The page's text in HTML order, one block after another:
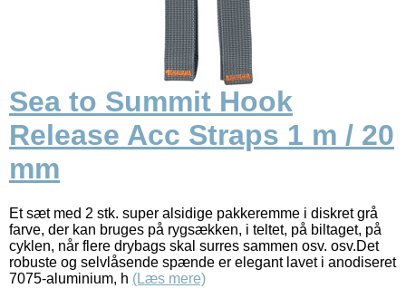
Sea to Summit Hook
Release Acc Straps 1 m / 20
mm
Et sæt med 2 stk. super alsidige pakkeremme i diskret grå
farve, der kan bruges på rygsækken, i teltet, på biltaget, på
cyklen, når flere drybags skal surres sammen osv. osv.Det
robuste og selvlåsende spænde er elegant lavet i anodiseret
7075-aluminium, h (Læs mere)